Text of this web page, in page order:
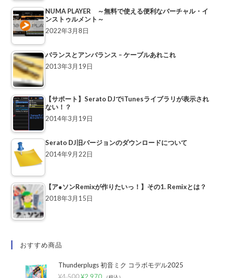
NUMA PLAYER ～無料で使える便利なバーチャル・イ
ンストゥルメント～
2022年3月8日
バランスとアンバランス – ケーブルあれこれ
2013年3月19日
【サポート】Serato DJでiTunesライブラリが表示され
ない！？
2014年3月19日
Serato DJ旧バージョンのダウンロードについて
2014年9月22日
【ア●ソンRemixが作りたいっ！】その1. Remixとは？
2018年3月15日
おすすめ商品
Thunderplugs 初音ミク コラボモデル2025